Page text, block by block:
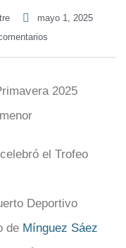
mayo 1, 2025
el Trofeo
Deportivo
de Mínguez Sáez